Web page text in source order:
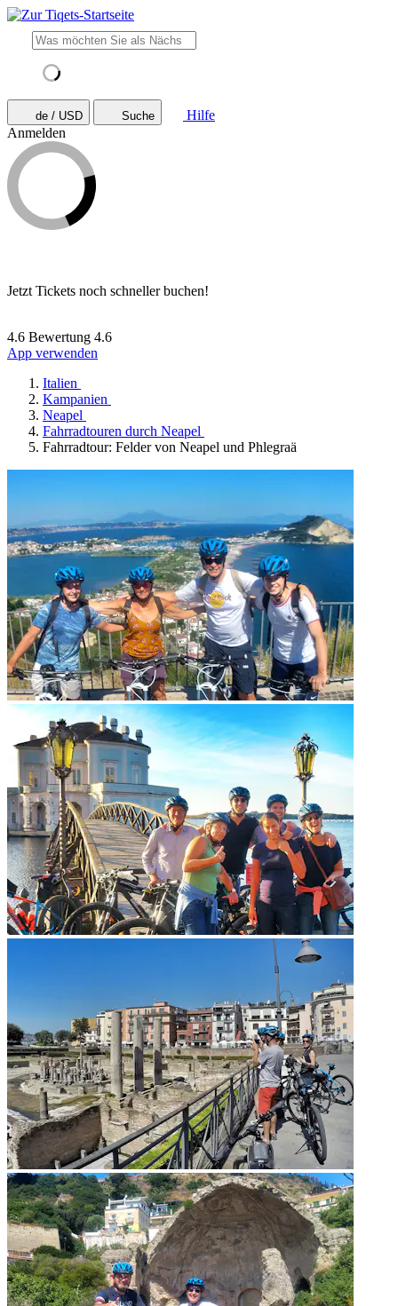
de / USD Suche
Hilfe
Anmelden
Jetzt Tickets noch schneller buchen!
4.6 Bewertung 4.6
App verwenden
Italien
Kampanien
Neapel
Fahrradtouren durch Neapel
Fahrradtour: Felder von Neapel und Phlegraä